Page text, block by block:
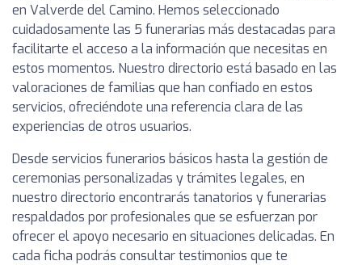
en Valverde del Camino. Hemos seleccionado
cuidadosamente las 5 funerarias más destacadas para
facilitarte el acceso a la información que necesitas en
estos momentos. Nuestro directorio está basado en las
valoraciones de familias que han confiado en estos
servicios, ofreciéndote una referencia clara de las
experiencias de otros usuarios.
Desde servicios funerarios básicos hasta la gestión de
ceremonias personalizadas y trámites legales, en
nuestro directorio encontrarás tanatorios y funerarias
respaldados por profesionales que se esfuerzan por
ofrecer el apoyo necesario en situaciones delicadas. En
cada ficha podrás consultar testimonios que te